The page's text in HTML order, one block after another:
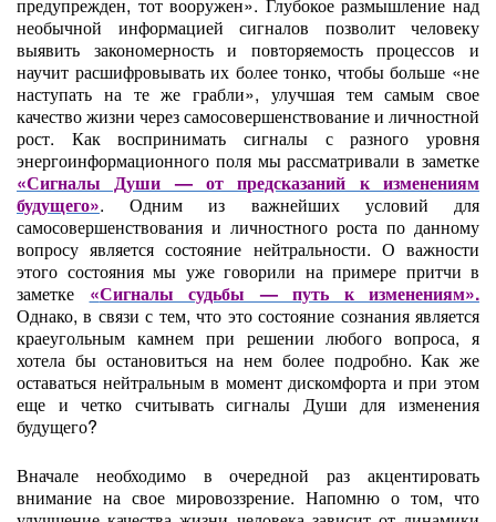
необычной информацией сигналов позволит человеку
выявить закономерность и повторяемость процессов и
научит расшифровывать их более тонко, чтобы больше «не
наступать на те же грабли», улучшая тем самым свое
качество жизни через самосовершенствование и личностной
рост. Как воспринимать сигналы с разного уровня
энергоинформационного поля мы рассматривали в заметке
«Сигналы Души — от предсказаний к изменениям
будущего». Одним из важнейших условий для
самосовершенствования и личностного роста по данному
вопросу является состояние нейтральности. О важности
этого состояния мы уже говорили на примере притчи в
заметке «Сигналы судьбы — путь к изменениям».
Однако, в связи с тем, что это состояние сознания является
краеугольным камнем при решении любого вопроса, я
хотела бы остановиться на нем более подробно. Как же
оставаться нейтральным в момент дискомфорта и при этом
еще и четко считывать сигналы Души для изменения
будущего?
Вначале необходимо в очередной раз акцентировать
внимание на свое мировоззрение. Напомню о том, что